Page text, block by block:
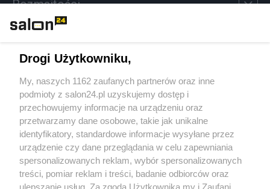
Rozmaitości
Sport
Społeczeństwo
Kultura
Drogi Użytkowniku,
My, naszych 1162 zaufanych partnerów oraz inne
podmioty z salon24.pl uzyskujemy dostęp i
przechowujemy informacje na urządzeniu oraz
przetwarzamy dane osobowe, takie jak unikalne
identyfikatory, standardowe informacje wysyłane przez
urządzenie czy dane przeglądania w celu zapewniania
spersonalizowanych reklam, wybór spersonalizowanych
treści, pomiar reklam i treści, badanie odbiorców oraz
ulepszanie usług. Za zgodą Użytkownika my i Zaufani